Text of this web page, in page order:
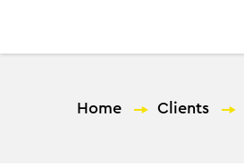
Home — Clients —